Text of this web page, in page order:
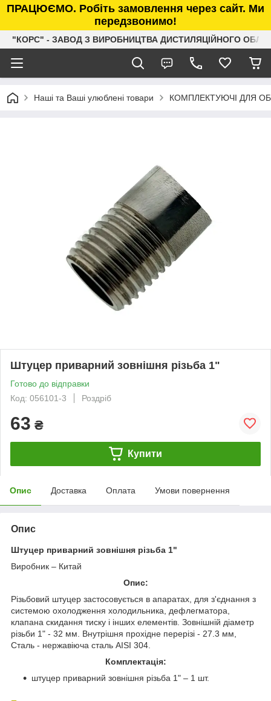
ПРАЦЮЄМО. Робіть замовлення через сайт. Ми
передзвонимо!
"КОРС" - ЗАВОД З ВИРОБНИЦТВА ДИСТИЛЯЦІЙНОГО
Наші та Ваші улюблені товари КОМПЛЕКТУЮЧІ ДЛЯ
Штуцер приварний зовнішня різьба 1"
Готово до відправки
Код: 056101-3
Роздріб
63 ₴
Купити
Опис Доставка Оплата Умови повернення
Опис
Штуцер приварний зовнішня різьба 1"
Виробник – Китай
Опис:
Різьбовий штуцер застосовується в апаратах, для з'єднання з
системою охолодження холодильника, дефлегматора,
клапана скидання тиску і інших елементів. Зовнішній діаметр
різьби 1" - 32 мм. Внутрішня прохідне перерізі - 27.3 мм,
Сталь - нержавіюча сталь AISI 304.
Комплектація:
штуцер приварний зовнішня різьба 1" – 1 шт.